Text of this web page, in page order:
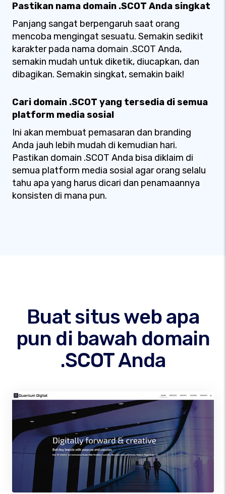
Pastikan nama domain .SCOT Anda singkat
Panjang sangat berpengaruh saat orang
mencoba mengingat sesuatu. Semakin sedikit
karakter pada nama domain .SCOT Anda,
semakin mudah untuk diketik, diucapkan, dan
dibagikan. Semakin singkat, semakin baik!
Cari domain .SCOT yang tersedia di semua
platform media sosial
Ini akan membuat pemasaran dan branding
Anda jauh lebih mudah di kemudian hari.
Pastikan domain .SCOT Anda bisa diklaim di
semua platform media sosial agar orang selalu
tahu apa yang harus dicari dan penamaannya
konsisten di mana pun.
Buat situs web apa
pun di bawah domain
.SCOT Anda